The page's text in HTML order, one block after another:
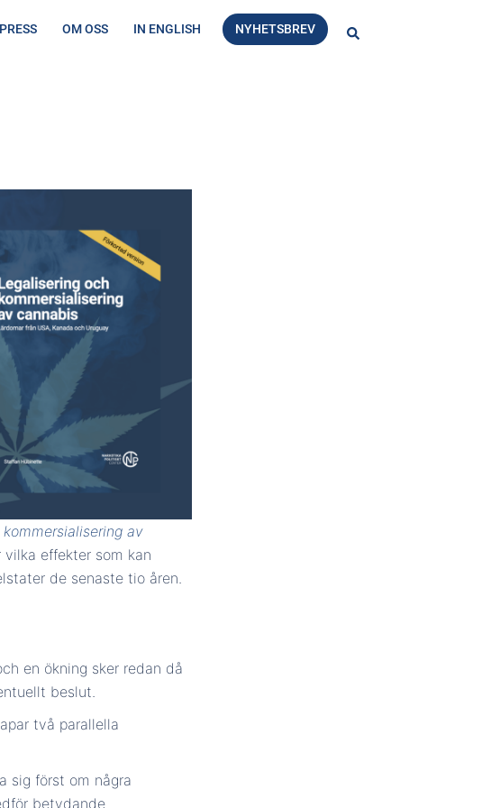
PRESS OM OSS IN ENGLISH NYHETSBREV Sök
av
vilka effekter som kan
de senaste tio åren.
en ökning sker redan då
beslut.
två parallella
sig först om några
betydande